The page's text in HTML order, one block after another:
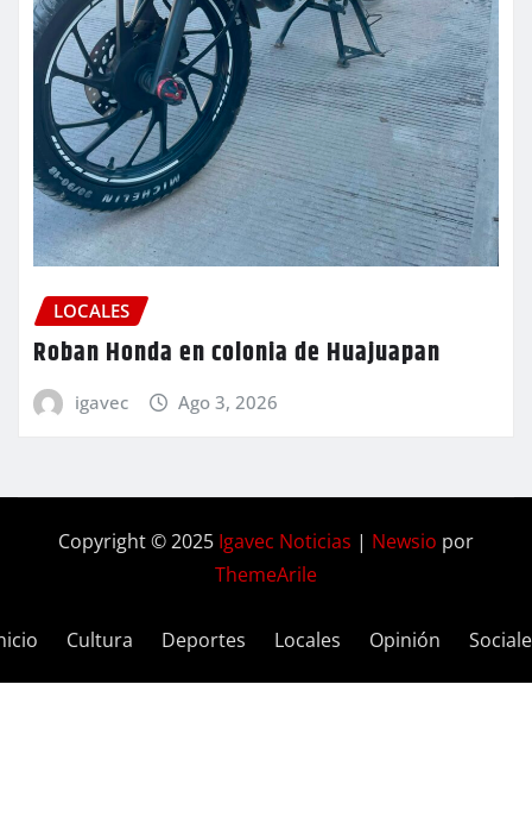
LOCALES
Roban Honda en colonia de Huajuapan
igavec Ago 3, 2026
Copyright © 2025 Igavec Noticias | Newsio por
ThemeArile
Cultura Deportes Locales Opinión